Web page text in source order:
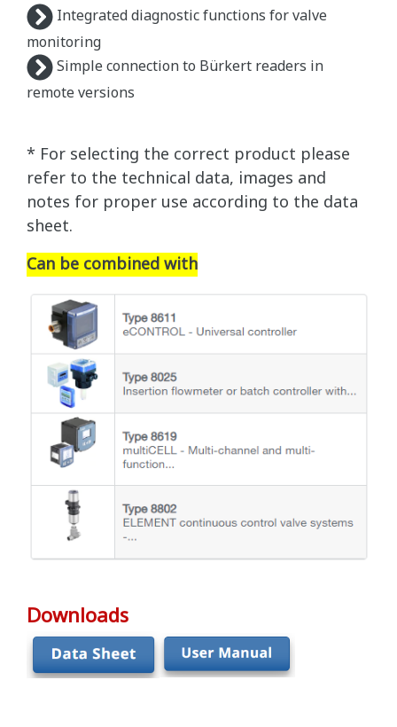
Integrated diagnostic functions for valve
monitoring
Simple connection to Bürkert readers in
remote versions
* For selecting the correct product please
refer to the technical data, images and
notes for proper use according to the data
sheet.
Can be combined with
Downloads